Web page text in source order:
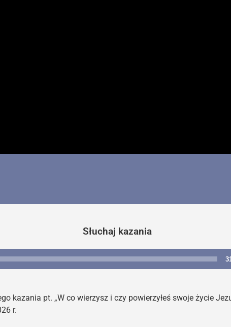
Słuchaj kazania
Odtwarzacz
kazania pt. „W co wierzysz i czy powierzyłeś swoje życie
r.